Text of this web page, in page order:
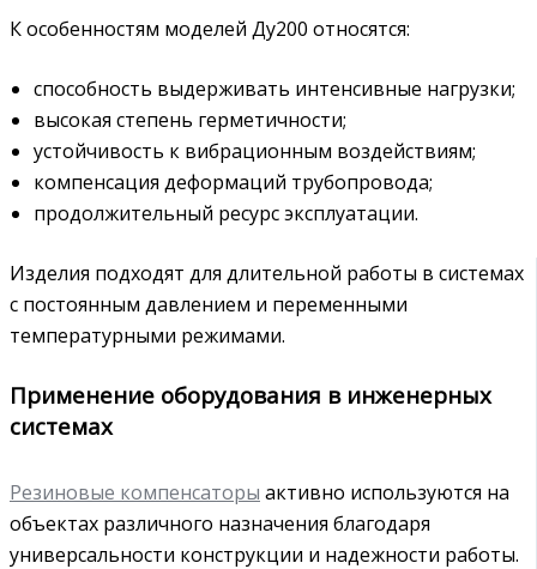
К особенностям моделей Ду200 относятся:
способность выдерживать интенсивные нагрузки;
высокая степень герметичности;
устойчивость к вибрационным воздействиям;
компенсация деформаций трубопровода;
продолжительный ресурс эксплуатации.
Изделия подходят для длительной работы в системах
с постоянным давлением и переменными
температурными режимами.
Применение оборудования в инженерных
системах
Резиновые компенсаторы активно используются на
объектах различного назначения благодаря
универсальности конструкции и надежности работы.